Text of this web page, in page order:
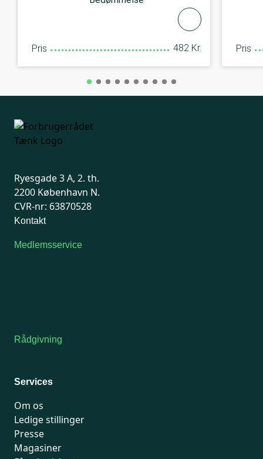
Pris 482 Kr. Pris
Ryesgade 3 A, 2. th.
2200 København N.
CVR-nr: 63870528
Kontakt
Medlemsservice
Rådgivning
Services
Om os
Ledige stillinger
Presse
Magasiner